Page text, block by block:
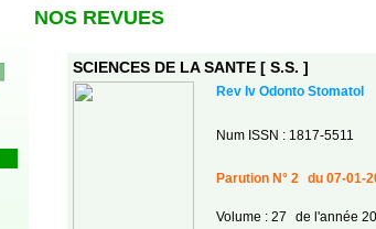
NOS REVUES
SCIENCES DE LA SANTE [ S.S. ]
Rev Iv Odonto Stomatol
Num ISSN : 1817-5511
Parution N° 2 du 07-01-
Volume : 27 de l'année